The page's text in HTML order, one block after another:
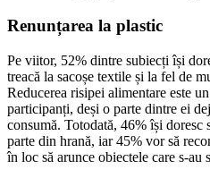
Renunțarea la plastic
Pe viitor, 52% dintre subiecți își
treacă la sacoșe textile și la fel de
Reducerea risipei alimentare este
participanți, deși o parte dintre ei
consumă. Totodată, 46% își doresc
parte din hrană, iar 45% vor să
în loc să arunce obiectele care s-au